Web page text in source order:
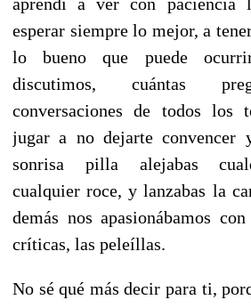
esperar siempre lo mejor, a
lo bueno que puede
discutimos, cuántas
conversaciones de todos los
jugar a no dejarte
sonrisa pilla alejabas
cualquier roce, y lanzabas la
demás nos apasionábamos
críticas, las peleíllas.
No sé qué más decir para ti,